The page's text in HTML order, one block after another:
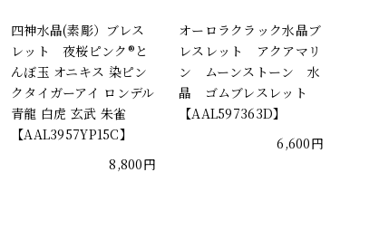
四神水晶(素彫）ブレス
レット 夜桜ピンク®と
んぼ玉 オニキス 染ピン
クタイガーアイ ロンデル
青龍 白虎 玄武 朱雀
【AAL3957YP15C】
8,800円
オーロラクラック水晶ブ
レスレット アクアマリ
ン ムーンストーン 水
晶 ゴムブレスレット
【AAL597363D】
6,600円